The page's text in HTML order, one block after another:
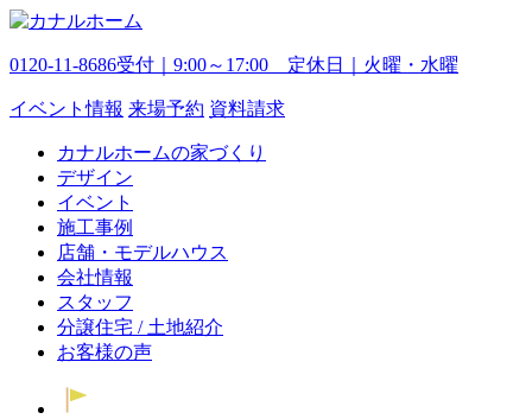
0120-11-8686受付｜9:00～17:00 定休日｜火曜・水曜
イベント情報 来場予約 資料請求
カナルホームの家づくり
デザイン
イベント
施工事例
店舗・モデルハウス
会社情報
スタッフ
分譲住宅 / 土地紹介
お客様の声